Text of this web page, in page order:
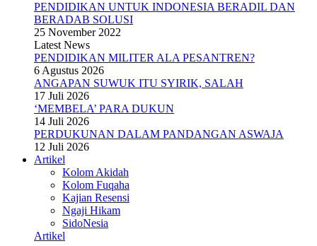
PENDIDIKAN UNTUK INDONESIA BERADIL DAN
BERADAB SOLUSI
25 November 2022
Latest News
PENDIDIKAN MILITER ALA PESANTREN?
6 Agustus 2026
ANGAPAN SUWUK ITU SYIRIK, SALAH
17 Juli 2026
‘MEMBELA’ PARA DUKUN
14 Juli 2026
PERDUKUNAN DALAM PANDANGAN ASWAJA
12 Juli 2026
Artikel
Kolom Akidah
Kolom Fuqaha
Kajian Resensi
Ngaji Hikam
SidoNesia
Artikel